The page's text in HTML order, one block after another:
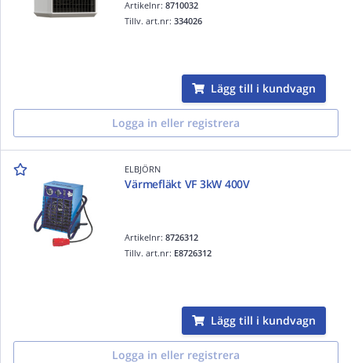
Artikelnr:8710032
Tillv. art.nr:334026
Lägg till i kundvagn
Logga in eller registrera
ELBJÖRN
Värmefläkt VF 3kW 400V
Artikelnr:8726312
Tillv. art.nr: E8726312
Lägg till i kundvagn
Logga in eller registrera